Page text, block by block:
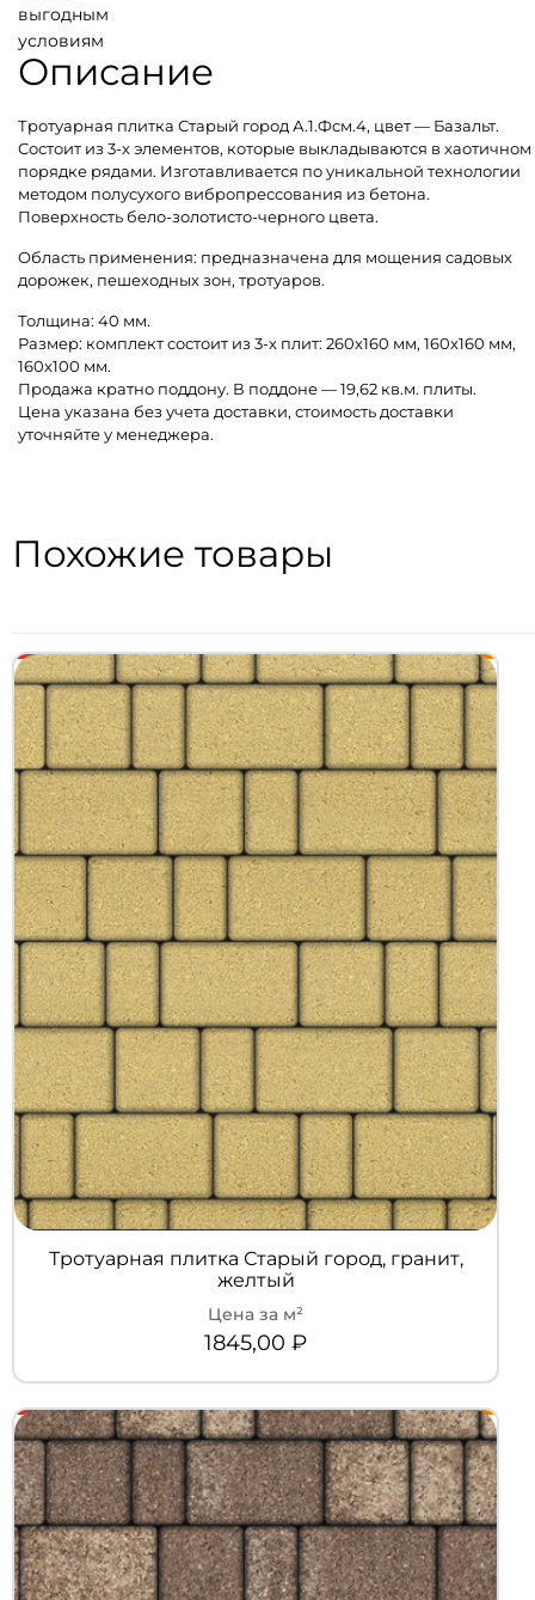
выгодным
условиям
Описание
Тротуарная плитка Старый город А.1.Фсм.4, цвет — Базальт.
Состоит из 3-х элементов, которые выкладываются в хаотичном
порядке рядами. Изготавливается по уникальной технологии
методом полусухого вибропрессования из бетона.
Поверхность бело-золотисто-черного цвета.
Область применения: предназначена для мощения садовых
дорожек, пешеходных зон, тротуаров.
Толщина: 40 мм.
Размер: комплект состоит из 3-х плит: 260х160 мм, 160х160 мм,
160х100 мм.
Продажа кратно поддону. В поддоне — 19,62 кв.м. плиты.
Цена указана без учета доставки, стоимость доставки
уточняйте у менеджера.
Похожие товары
Тротуарная плитка Старый город, гранит,
желтый
1845,00 ₽